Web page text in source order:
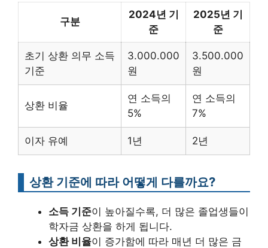
구분
2024년 기
준
2025년 기
준
초기 상환 의무 소득
기준
3.000.000
원
3.500.000
원
상환 비율
연 소득의
5%
연 소득의
7%
이자 유예 1년 2년
상환 기준에 따라 어떻게 다를까요?
소득 기준이 높아질수록, 더 많은 졸업생들이
학자금 상환을 하게 됩니다.
상환 비율이 증가함에 따라 매년 더 많은 금